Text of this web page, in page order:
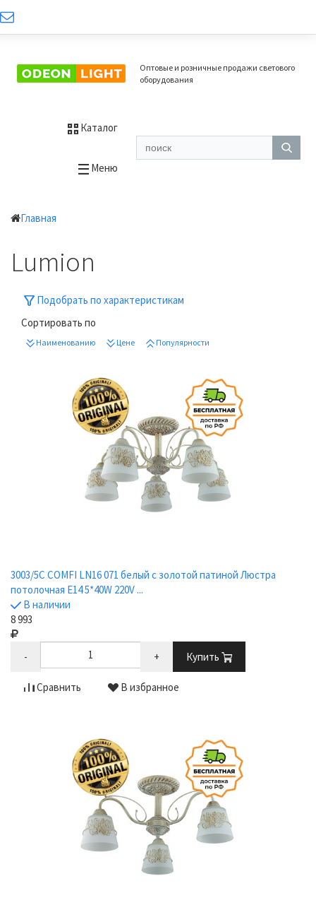
Оптовые и розничные продажи светового
оборудования
Каталог
Меню
Главная
Lumion
Подобрать по характеристикам
Сортировать по
Наименованию Цене Популярности
3003/5C COMFI LN16 071 белый с золотой патиной Люстра
потолочная E14 5*40W 220V ...
В наличии
8 993
- + Купить
Сравнить В избранное